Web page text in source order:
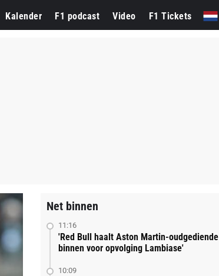
Kalender F1 podcast Video F1 Tickets
Net binnen
11:16
'Red Bull haalt Aston Martin-oudgediende
binnen voor opvolging Lambiase'
10:09